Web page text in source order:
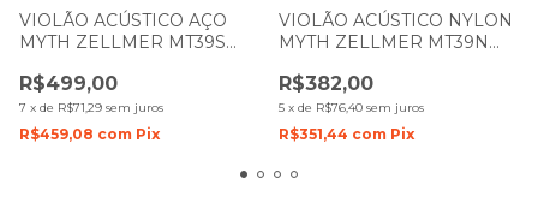
VIOLÃO ACÚSTICO AÇO
MYTH ZELLMER MT39S
1067/ 1591
R$499,00
7 x de R$71,29 sem juros
R$459,08 com Pix
VIOLÃO ACÚSTICO NYLON
MYTH ZELLMER MT39N
R$382,00
5 x de R$76,40 sem juros
R$351,44 com Pix